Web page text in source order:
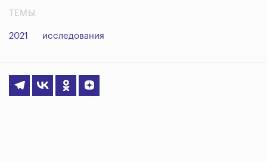
ТЕМЫ
2021 исследования